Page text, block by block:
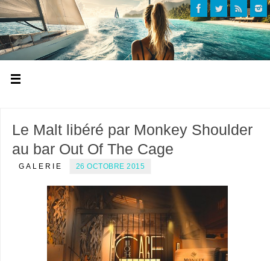
Le Malt libéré par Monkey Shoulder
au bar Out Of The Cage
GALERIE 26 OCTOBRE 2015